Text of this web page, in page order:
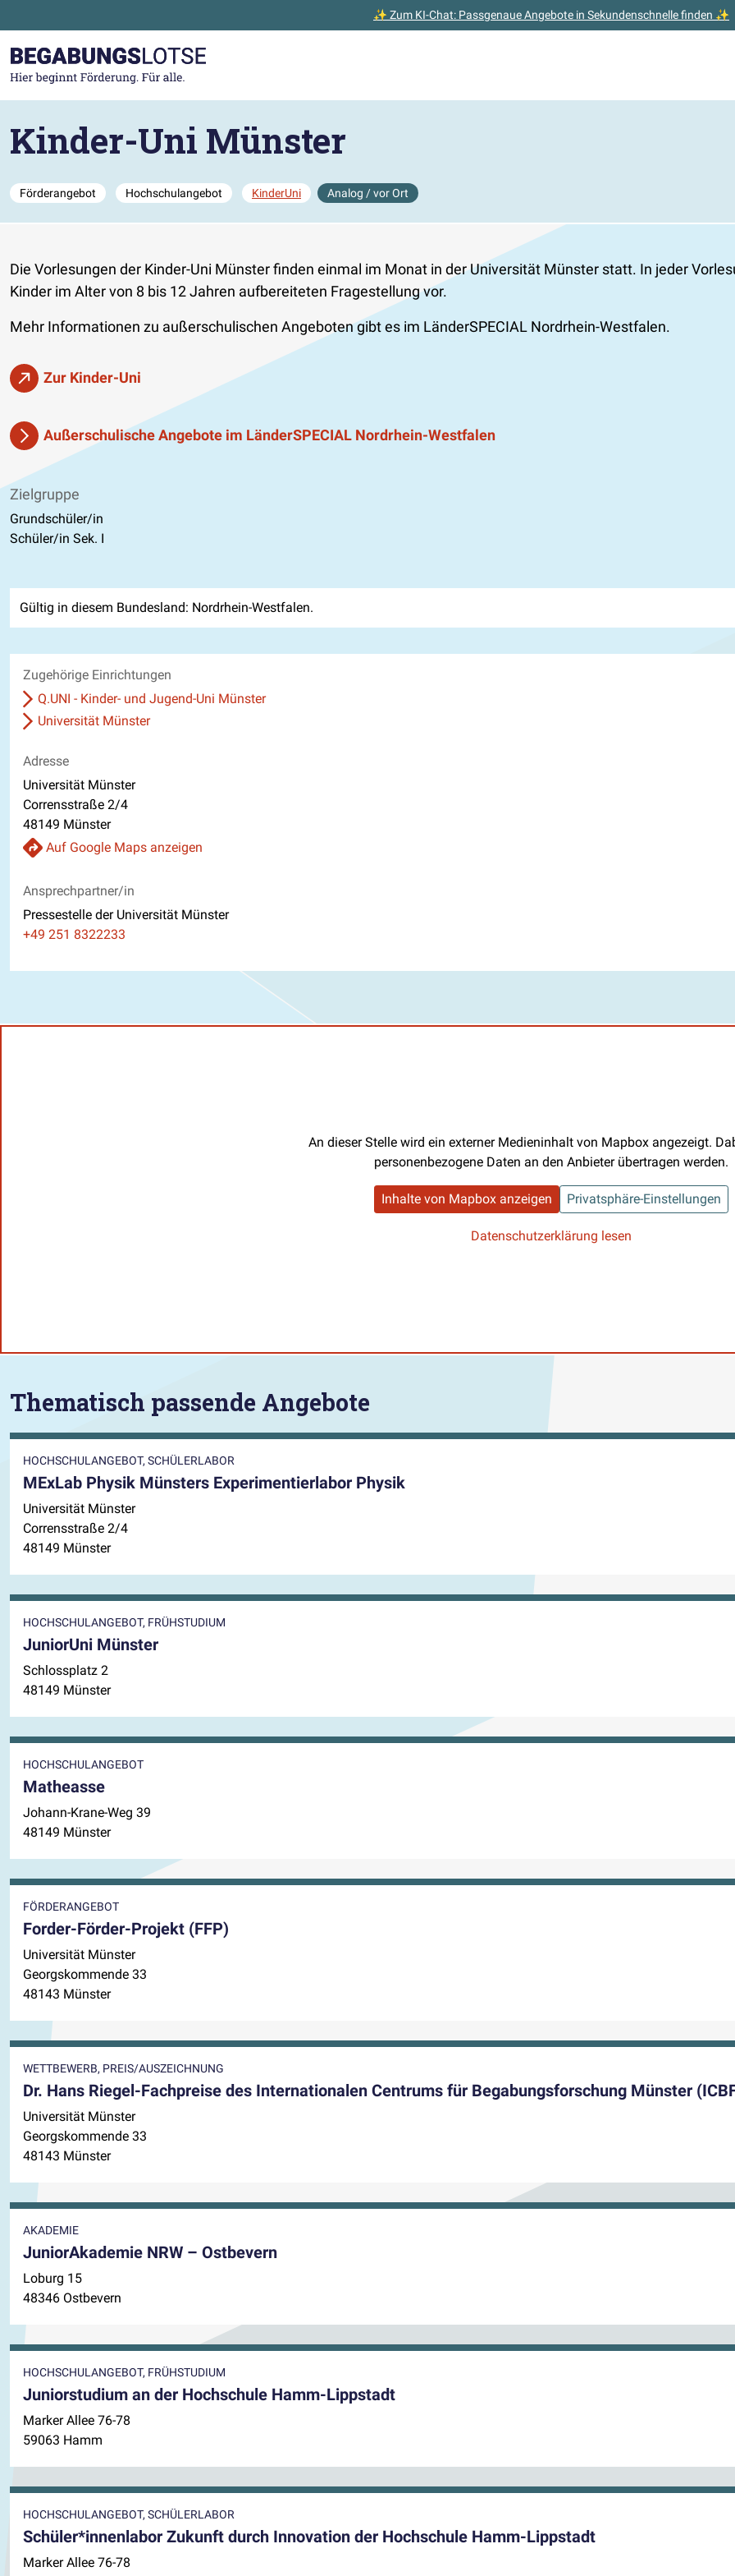
✨ Zum KI-Chat: Passgenaue Angebote in Sekundenschnelle finden ✨
Zur Startseite gehen
Kinder-Uni Münster
Förderangebot Hochschulangebot KinderUni Analog / vor Ort
Die Vorlesungen der Kinder-Uni Münster finden einmal im Monat in der Universität Münster statt. In jeder
Kinder im Alter von 8 bis 12 Jahren aufbereiteten Fragestellung vor.
Mehr Informationen zu außerschulischen Angeboten gibt es im LänderSPECIAL Nordrhein-Westfalen.
Zur Kinder-Uni
Außerschulische Angebote im LänderSPECIAL Nordrhein-Westfalen
Zielgruppe
Grundschüler/in
Schüler/in Sek. I
Gültig in diesem Bundesland: Nordrhein-Westfalen.
Zugehörige Einrichtungen
Q.UNI - Kinder- und Jugend-Uni Münster
Universität Münster
Adresse
Universität Münster
Corrensstraße 2/4
48149 Münster
Auf Google Maps anzeigen
Ansprechpartner/in
Pressestelle der Universität Münster
Telefon
+49 251 8322233
An dieser Stelle wird ein externer Medieninhalt von Mapbox angezeigt.
personenbezogene Daten an den Anbieter übertragen werden.
Inhalte von Mapbox anzeigen Privatsphäre-Einstellungen
Datenschutzerklärung lesen
Thematisch passende Angebote
HOCHSCHULANGEBOT, SCHÜLERLABOR
MExLab Physik Münsters Experimentierlabor Physik
Universität Münster
Corrensstraße 2/4
48149 Münster
HOCHSCHULANGEBOT, FRÜHSTUDIUM
JuniorUni Münster
Schlossplatz 2
48149 Münster
HOCHSCHULANGEBOT
Matheasse
Johann-Krane-Weg 39
48149 Münster
FÖRDERANGEBOT
Forder-Förder-Projekt (FFP)
Universität Münster
Georgskommende 33
48143 Münster
WETTBEWERB, PREIS/AUSZEICHNUNG
Dr. Hans Riegel-Fachpreise des Internationalen Centrums für Begabungsforschung Münster
Universität Münster
Georgskommende 33
48143 Münster
AKADEMIE
JuniorAkademie NRW – Ostbevern
Loburg 15
48346 Ostbevern
HOCHSCHULANGEBOT, FRÜHSTUDIUM
Juniorstudium an der Hochschule Hamm-Lippstadt
Marker Allee 76-78
59063 Hamm
HOCHSCHULANGEBOT, SCHÜLERLABOR
Schüler*innenlabor Zukunft durch Innovation der Hochschule Hamm-Lippstadt
Marker Allee 76-78